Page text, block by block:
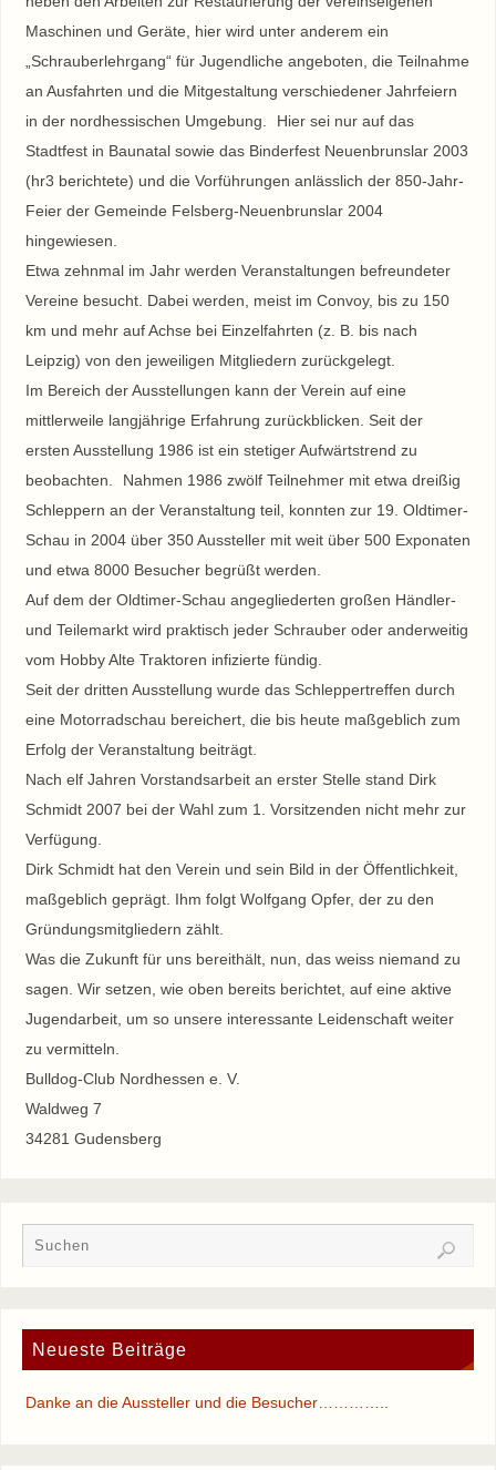
Maschinen und Geräte, hier wird unter anderem ein
„Schrauberlehrgang“ für Jugendliche angeboten, die Teilnahme
an Ausfahrten und die Mitgestaltung verschiedener Jahrfeiern
in der nordhessischen Umgebung. Hier sei nur auf das
Stadtfest in Baunatal sowie das Binderfest Neuenbrunslar 2003
(hr3 berichtete) und die Vorführungen anlässlich der 850-Jahr-
Feier der Gemeinde Felsberg-Neuenbrunslar 2004
hingewiesen.
Etwa zehnmal im Jahr werden Veranstaltungen befreundeter
Vereine besucht. Dabei werden, meist im Convoy, bis zu 150
km und mehr auf Achse bei Einzelfahrten (z. B. bis nach
Leipzig) von den jeweiligen Mitgliedern zurückgelegt.
Im Bereich der Ausstellungen kann der Verein auf eine
mittlerweile langjährige Erfahrung zurückblicken. Seit der
ersten Ausstellung 1986 ist ein stetiger Aufwärtstrend zu
beobachten. Nahmen 1986 zwölf Teilnehmer mit etwa dreißig
Schleppern an der Veranstaltung teil, konnten zur 19. Oldtimer-
Schau in 2004 über 350 Aussteller mit weit über 500 Exponaten
und etwa 8000 Besucher begrüßt werden.
Auf dem der Oldtimer-Schau angegliederten großen Händler-
und Teilemarkt wird praktisch jeder Schrauber oder anderweitig
vom Hobby Alte Traktoren infizierte fündig.
Seit der dritten Ausstellung wurde das Schleppertreffen durch
eine Motorradschau bereichert, die bis heute maßgeblich zum
Erfolg der Veranstaltung beiträgt.
Nach elf Jahren Vorstandsarbeit an erster Stelle stand Dirk
Schmidt 2007 bei der Wahl zum 1. Vorsitzenden nicht mehr zur
Verfügung.
Dirk Schmidt hat den Verein und sein Bild in der Öffentlichkeit,
maßgeblich geprägt. Ihm folgt Wolfgang Opfer, der zu den
Gründungsmitgliedern zählt.
Was die Zukunft für uns bereithält, nun, das weiss niemand zu
sagen. Wir setzen, wie oben bereits berichtet, auf eine aktive
Jugendarbeit, um so unsere interessante Leidenschaft weiter
zu vermitteln.
Bulldog-Club Nordhessen e. V.
Waldweg 7
34281 Gudensberg
Neueste Beiträge
Danke an die Aussteller und die Besucher…………..